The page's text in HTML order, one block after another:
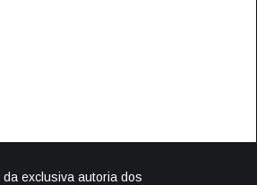
exclusiva autoria dos